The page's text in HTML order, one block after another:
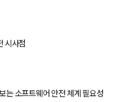
시사점
는 소프트웨어 안전 체계 필요성